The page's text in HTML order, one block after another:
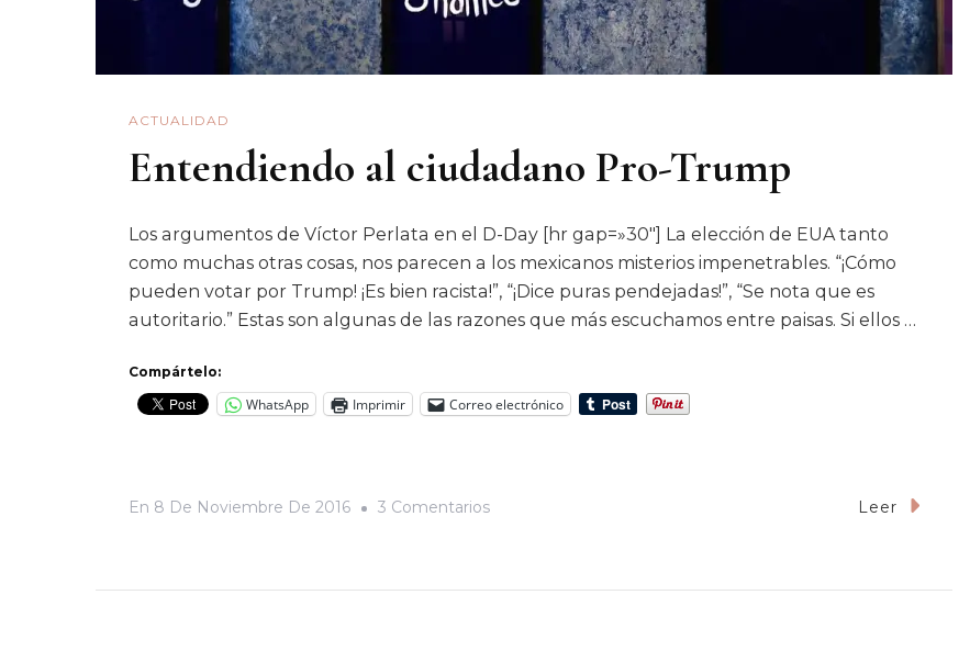
ACTUALIDAD
Entendiendo al ciudadano Pro-Trump
Los argumentos de Víctor Perlata en el D-Day [hr gap=»30″] La elección de EUA tanto
como muchas otras cosas, nos parecen a los mexicanos misterios impenetrables. “¡Cómo
pueden votar por Trump! ¡Es bien racista!”, “¡Dice puras pendejadas!”, “Se nota que es
autoritario.” Estas son algunas de las razones que más escuchamos entre paisas. Si ellos …
Compártelo:
WhatsApp Imprimir Correo electrónico
En 8 De Noviembre De 2016 3 ComentariosEn
Leer